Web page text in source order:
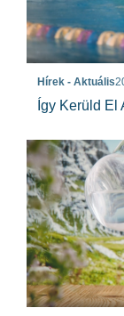
Hírek - Aktuális
Így Kerüld El